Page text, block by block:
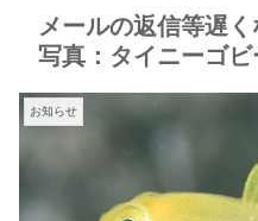
メールの返信等遅
写真：タイニーゴビ
お知らせ